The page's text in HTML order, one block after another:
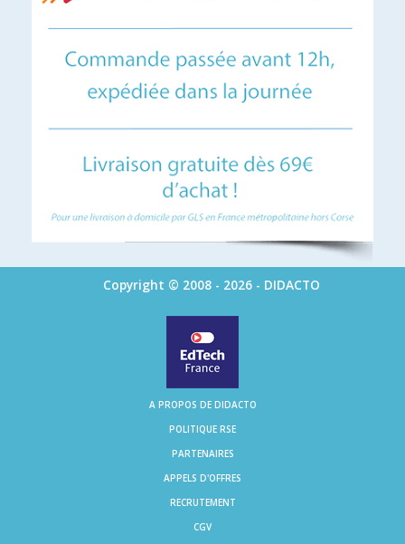
Copyright © 2008 - 2026 - DIDACTO
A PROPOS DE DIDACTO
POLITIQUE RSE
PARTENAIRES
APPELS D'OFFRES
RECRUTEMENT
CGV